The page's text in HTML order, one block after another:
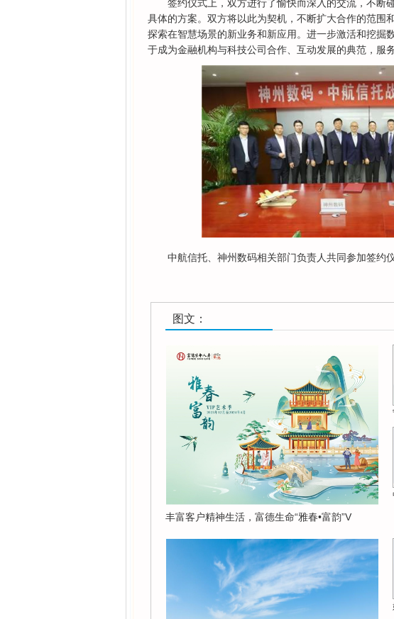
签约仪式上，双方进行了愉快而深入的交流，不断
具体的方案。双方将以此为契机，不断扩大合作的范围
探索在智慧场景的新业务和新应用。进一步激活和挖掘
于成为金融机构与科技公司合作、互动发展的典范，服
中航信托、神州数码相关部门负责人共同参加签约仪
图文：
丰富客户精神生活，富德生命“雅春•富韵”V